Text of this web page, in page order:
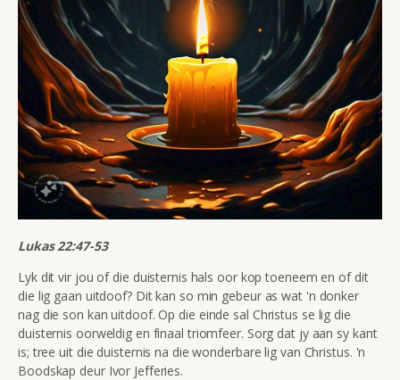
Lukas 22:47-53
Lyk dit vir jou of die duisternis hals oor kop toeneem en of dit
die lig gaan uitdoof? Dit kan so min gebeur as wat 'n donker
nag die son kan uitdoof. Op die einde sal Christus se lig die
duisternis oorweldig en finaal triomfeer. Sorg dat jy aan sy kant
is; tree uit die duisternis na die wonderbare lig van Christus. 'n
Boodskap deur Ivor Jefferies.